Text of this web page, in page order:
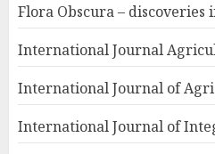
Flora Obscura –
International Journal
International Journal of
International Journal of